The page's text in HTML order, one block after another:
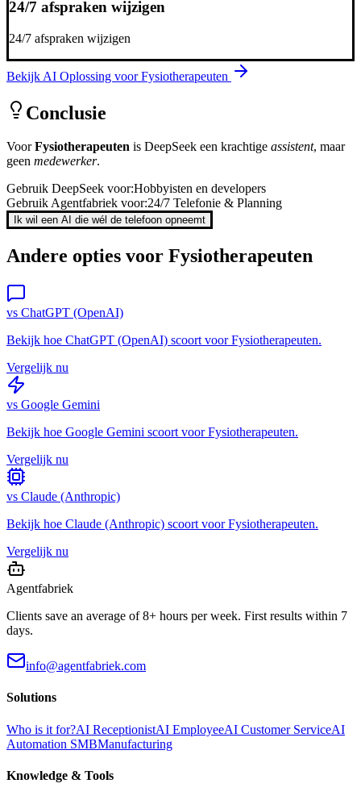
24/7 afspraken wijzigen
24/7 afspraken wijzigen
Bekijk AI Oplossing voorFysiotherapeuten
Conclusie
VoorFysiotherapeuten is DeepSeek een krachtige assistent, maar
geen medewerker.
Gebruik DeepSeek voor:Hobbyisten en developers
Gebruik Agentfabriek voor:24/7 Telefonie & Planning
Ik wil een AI die wél de telefoon opneemt
Andere opties voor Fysiotherapeuten
vs ChatGPT (OpenAI)
Bekijk hoe ChatGPT (OpenAI) scoort voorFysiotherapeuten.
Vergelijk nu
vs Google Gemini
Bekijk hoe Google Gemini scoort voorFysiotherapeuten.
Vergelijk nu
vs Claude (Anthropic)
Bekijk hoe Claude (Anthropic) scoort voorFysiotherapeuten.
Vergelijk nu
Agentfabriek
Clients save an average of 8+ hours per week. First results within 7
days.
info@agentfabriek.com
Solutions
Who is it for?AI ReceptionistAI EmployeeAI Customer ServiceAI
Automation SMBManufacturing
Knowledge & Tools